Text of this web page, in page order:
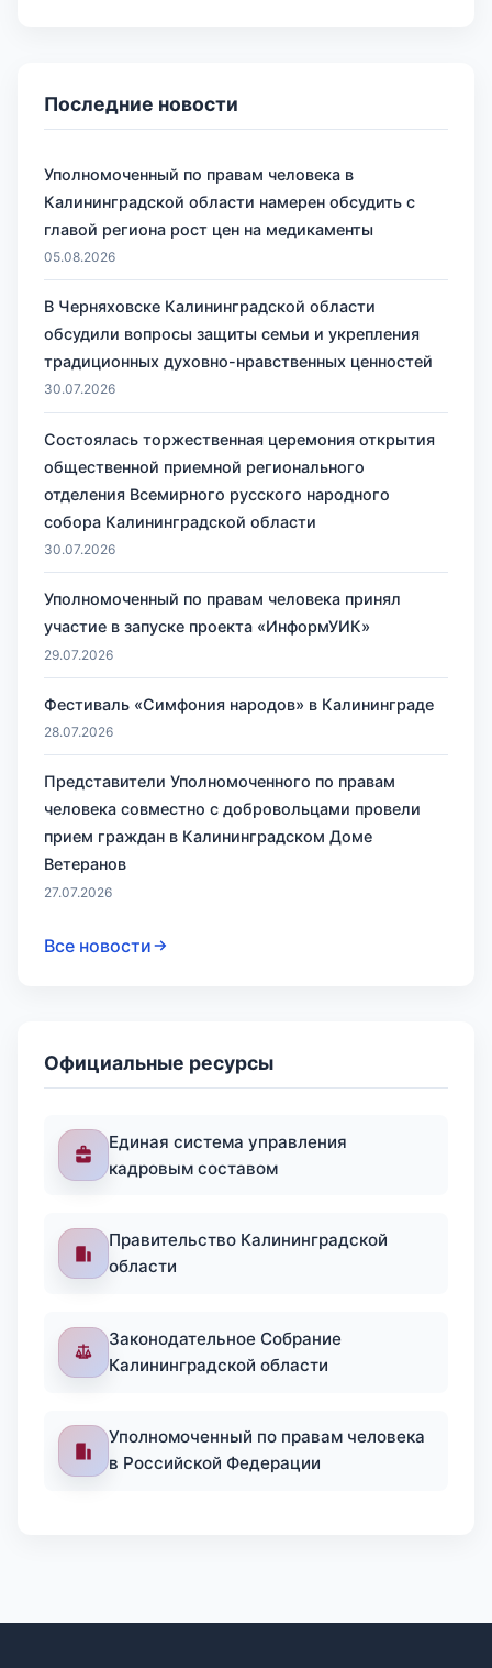
Последние новости
Уполномоченный по правам человека в
Калининградской области намерен обсудить с
главой региона рост цен на медикаменты
05.08.2026
В Черняховске Калининградской области
обсудили вопросы защиты семьи и укрепления
традиционных духовно-нравственных ценностей
30.07.2026
Состоялась торжественная церемония открытия
общественной приемной регионального
отделения Всемирного русского народного
собора Калининградской области
30.07.2026
Уполномоченный по правам человека принял
участие в запуске проекта «ИнформУИК»
29.07.2026
Фестиваль «Симфония народов» в Калининграде
28.07.2026
Представители Уполномоченного по правам
человека совместно с добровольцами провели
прием граждан в Калининградском Доме
Ветеранов
27.07.2026
Все новости
Официальные ресурсы
Единая система управления
кадровым составом
Правительство Калининградской
области
Законодательное Собрание
Калининградской области
Уполномоченный по правам человека
в Российской Федерации